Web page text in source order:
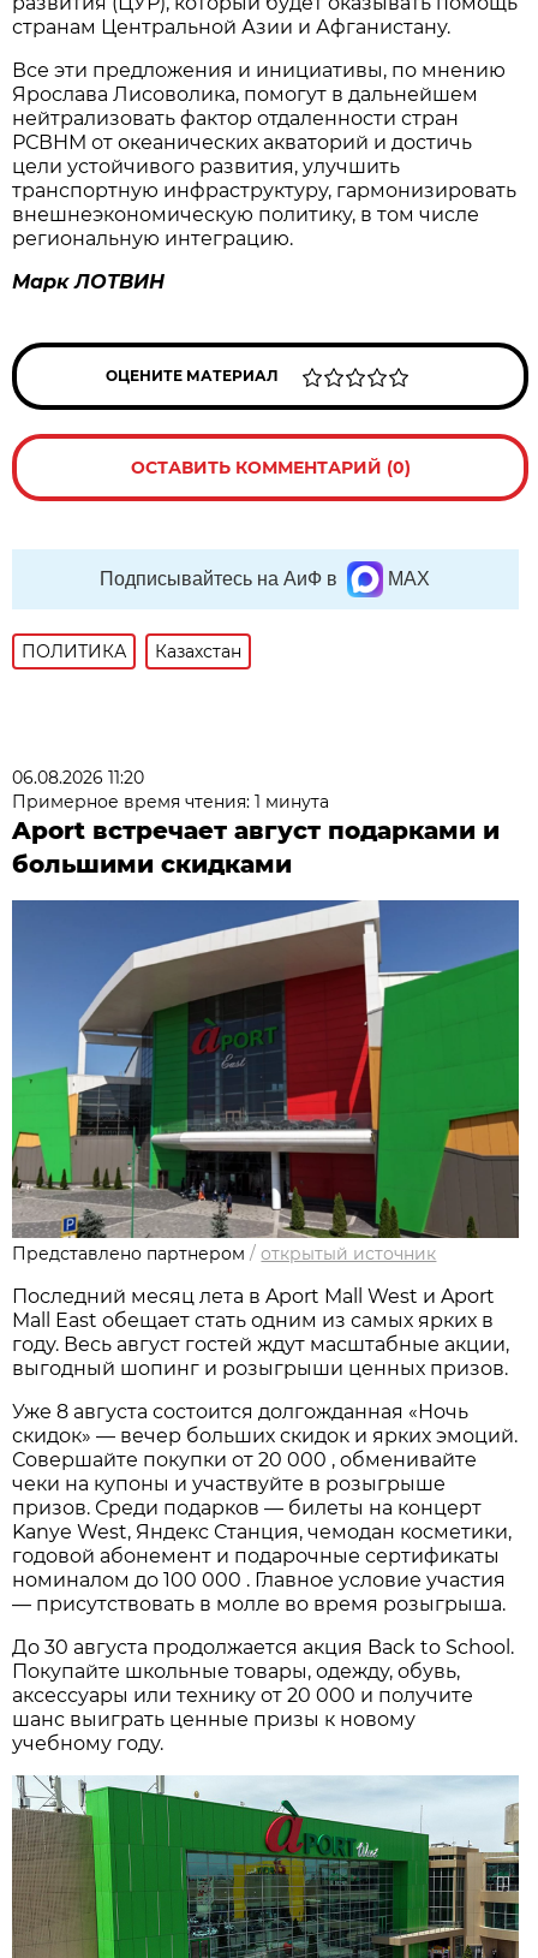
странам Центральной Азии и Афганистану.
Все эти предложения и инициативы, по мнению
Ярослава Лисоволика, помогут в дальнейшем
нейтрализовать фактор отдаленности стран
РСВНМ от океанических акваторий и достичь
цели устойчивого развития, улучшить
транспортную инфраструктуру, гармонизировать
внешнеэкономическую политику, в том числе
региональную интеграцию.
Марк ЛОТВИН
ОЦЕНИТЕ МАТЕРИАЛ
ОСТАВИТЬ КОММЕНТАРИЙ (0)
Подписывайтесь на АиФ в MAX
ПОЛИТИКА Казахстан
06.08.2026 11:20
Примерное время чтения: 1 минута
Aport встречает август подарками и
большими скидками
Представлено партнером /открытый источник
Последний месяц лета в Aport Mall West и Aport
Mall East обещает стать одним из самых ярких в
году. Весь август гостей ждут масштабные акции,
выгодный шопинг и розыгрыши ценных призов.
Уже 8 августа состоится долгожданная «Ночь
скидок» — вечер больших скидок и ярких эмоций.
Совершайте покупки от 20 000 , обменивайте
чеки на купоны и участвуйте в розыгрыше
призов. Среди подарков — билеты на концерт
Kanye West, Яндекс Станция, чемодан косметики,
годовой абонемент и подарочные сертификаты
номиналом до 100 000 . Главное условие участия
— присутствовать в молле во время розыгрыша.
До 30 августа продолжается акция Back to School.
Покупайте школьные товары, одежду, обувь,
аксессуары или технику от 20 000 и получите
шанс выиграть ценные призы к новому
учебному году.